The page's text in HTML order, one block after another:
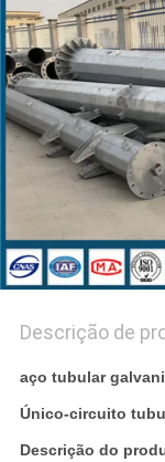
PEÇA
UMAS
CITAÇÕES
MAPA
SITE
POLÍTICA
DE
Descrição de
aço tubular
Único-circuito
Descrição do